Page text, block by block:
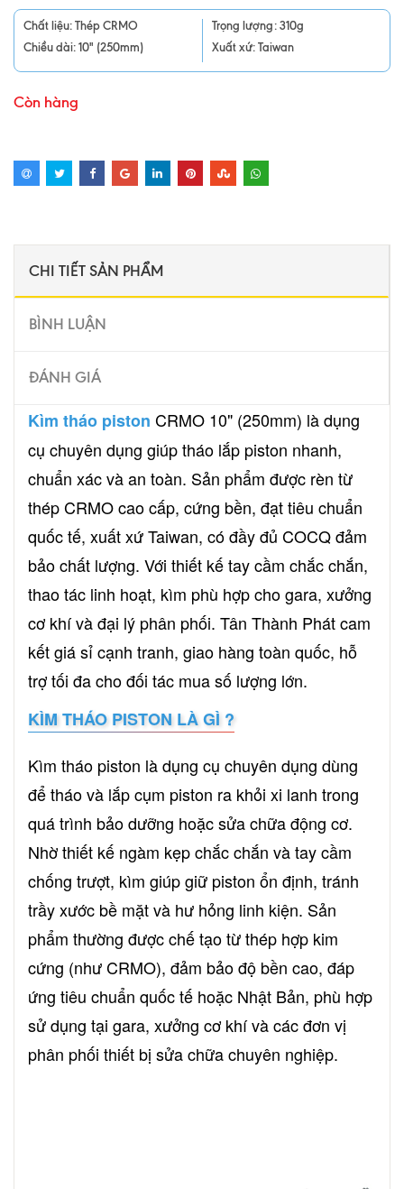
Chất liệu: Thép CRMO
Chiều dài: 10" (250mm)
Trọng lượng: 310g
Xuất xứ: Taiwan
Còn hàng
CHI TIẾT SẢN PHẨM
BÌNH LUẬN
ĐÁNH GIÁ
Kìm tháo piston CRMO 10" (250mm) là dụng
cụ chuyên dụng giúp tháo lắp piston nhanh,
chuẩn xác và an toàn. Sản phẩm được rèn từ
thép CRMO cao cấp, cứng bền, đạt tiêu chuẩn
quốc tế, xuất xứ Taiwan, có đầy đủ COCQ đảm
bảo chất lượng. Với thiết kế tay cầm chắc chắn,
thao tác linh hoạt, kìm phù hợp cho gara, xưởng
cơ khí và đại lý phân phối. Tân Thành Phát cam
kết giá sỉ cạnh tranh, giao hàng toàn quốc, hỗ
trợ tối đa cho đối tác mua số lượng lớn.
KÌM THÁO PISTON LÀ GÌ ?
Kìm tháo piston là dụng cụ chuyên dụng dùng
để tháo và lắp cụm piston ra khỏi xi lanh trong
quá trình bảo dưỡng hoặc sửa chữa động cơ.
Nhờ thiết kế ngàm kẹp chắc chắn và tay cầm
chống trượt, kìm giúp giữ piston ổn định, tránh
trầy xước bề mặt và hư hỏng linh kiện. Sản
phẩm thường được chế tạo từ thép hợp kim
cứng (như CRMO), đảm bảo độ bền cao, đáp
ứng tiêu chuẩn quốc tế hoặc Nhật Bản, phù hợp
sử dụng tại gara, xưởng cơ khí và các đơn vị
phân phối thiết bị sửa chữa chuyên nghiệp.